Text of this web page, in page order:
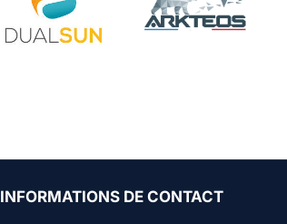
INFORMATIONS DE CONTACT